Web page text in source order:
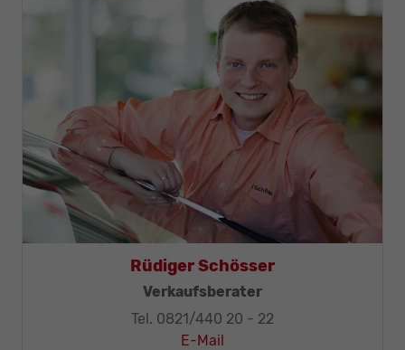
Thomas Mohr
Geschäftsleitung, KFZ-Techniker-Meister
Tel. 0821/440 20 - 32
E-Mail